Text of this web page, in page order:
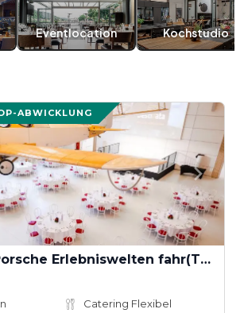
Eventlocation Kochstudio
ABWICKLUNG
Ferdinand Porsche Erlebniswelten fahr(T)raum
Catering Flexibel